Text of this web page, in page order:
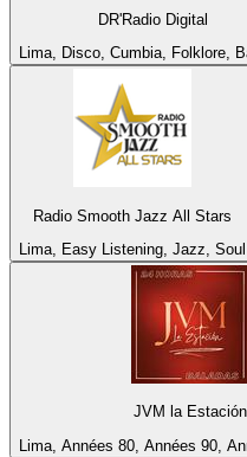
DR'Radio Digital
Lima, Disco, Cumbia, Folklore,
Radio Smooth Jazz All Stars
Lima, Easy Listening, Jazz, Soul
JVM la Estación
Lima, Années 80, Années 90,